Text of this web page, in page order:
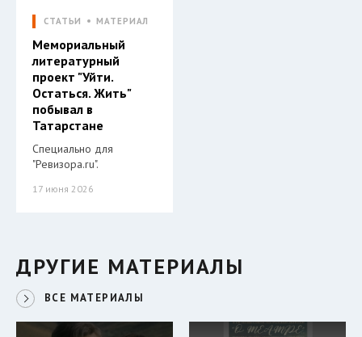
СТАТЬИ МАТЕРИАЛ
Мемориальный
литературный
проект "Уйти.
Остаться. Жить"
побывал в
Татарстане
Специально для
"Ревизора.ru".
17 июня 2026
ДРУГИЕ МАТЕРИАЛЫ
ВСЕ МАТЕРИАЛЫ